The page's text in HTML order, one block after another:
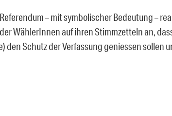
– mit symbolischer Bedeutung –
WählerInnen auf ihren Stimmzetteln an,
den Schutz der Verfassung geniessen sollen